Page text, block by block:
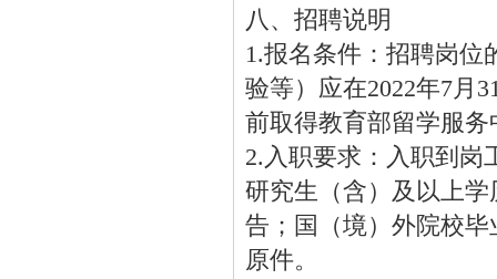
八、招聘说明
1.报名条件：招聘岗位
验等）应在2022年7月
前取得教育部留学服
2.入职要求：入职到岗
研究生（含）及以上
告；国（境）外院校
原件。